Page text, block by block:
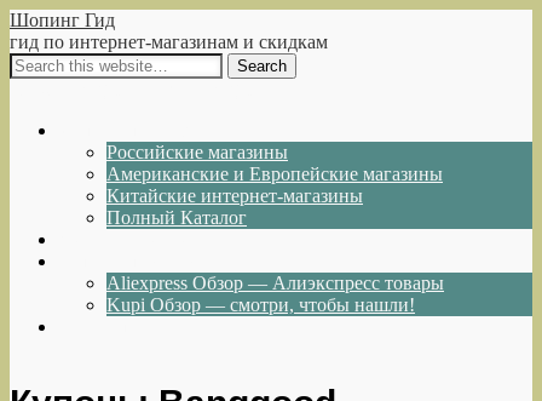
Шопинг Гид
гид по интернет-магазинам и скидкам
Российские магазины
Американские и Европейские магазины
Китайские интернет-магазины
Полный Каталог
Aliexpress Обзор — Алиэкспресс товары
Kupi Обзор — смотри, чтобы нашли!